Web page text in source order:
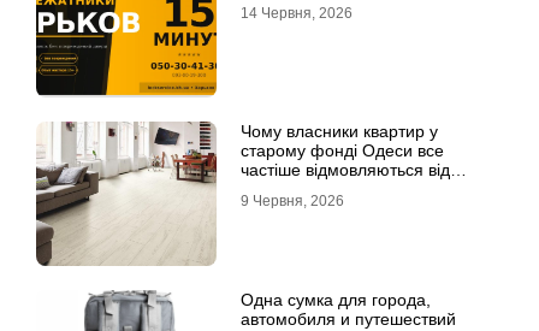
14 Червня, 2026
Чому власники квартир у
старому фонді Одеси все
частіше відмовляються від
9 Червня, 2026
Одна сумка для города,
автомобиля и путешествий